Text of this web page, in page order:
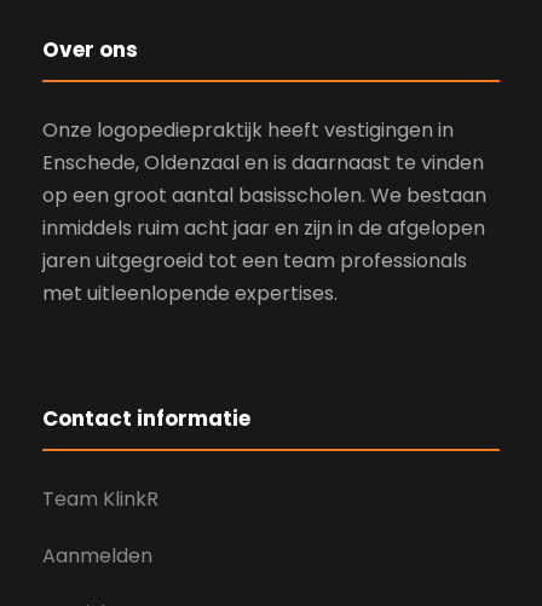
Over ons
Onze logopediepraktijk heeft vestigingen in
Enschede, Oldenzaal en is daarnaast te vinden
op een groot aantal basisscholen. We bestaan
inmiddels ruim acht jaar en zijn in de afgelopen
jaren uitgegroeid tot een team professionals
met uitleenlopende expertises.
Contact informatie
Team KlinkR
Aanmelden